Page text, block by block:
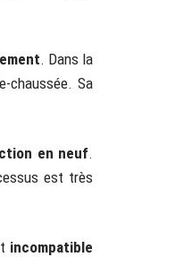
. Dans la
chaussée. Sa
en neuf.
est très
incompatible